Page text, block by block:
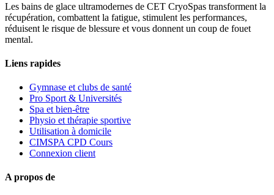
Les bains de glace ultramodernes de CET CryoSpas transforment la
récupération, combattent la fatigue, stimulent les performances,
réduisent le risque de blessure et vous donnent un coup de fouet
mental.
Liens rapides
Gymnase et clubs de santé
Pro Sport & Universités
Spa et bien-être
Physio et thérapie sportive
Utilisation à domicile
CIMSPA CPD Cours
Connexion client
A propos de